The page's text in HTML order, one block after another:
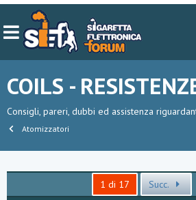
COILS -
Consigli, pareri, dubbi ed assistenza
Atomizzatori
1 di 17 Succ.